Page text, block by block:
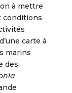
à mettre
conditions
carte à
marins
des